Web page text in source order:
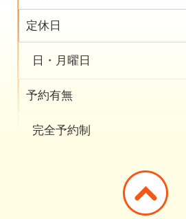
定休日
日・月曜日
予約有無
完全予約制